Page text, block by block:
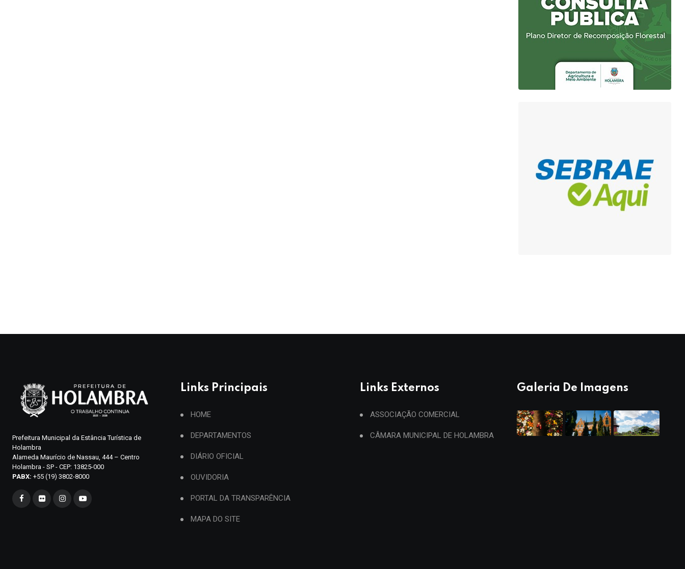
Prefeitura Municipal da Estância Turística de
Holambra
Alameda Maurício de Nassau, 444 – Centro
Holambra - SP - CEP: 13825-000
PABX: +55 (19) 3802-8000
Links Principais
HOME
DEPARTAMENTOS
DIÁRIO OFICIAL
OUVIDORIA
PORTAL DA TRANSPARÊNCIA
MAPA DO SITE
Links Externos
ASSOCIAÇÃO COMERCIAL
CÂMARA MUNICIPAL DE HOLAMBRA
Galeria De Imagens